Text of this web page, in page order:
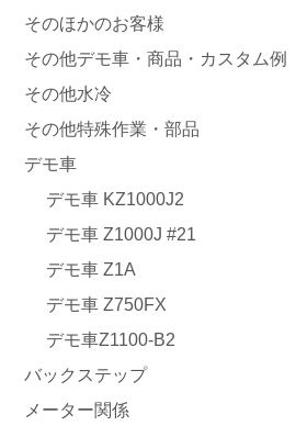
そのほかのお客様
その他デモ車・商品・カスタム例
その他水冷
その他特殊作業・部品
デモ車
デモ車 KZ1000J2
デモ車 Z1000J #21
デモ車 Z1A
デモ車 Z750FX
デモ車Z1100-B2
バックステップ
メーター関係